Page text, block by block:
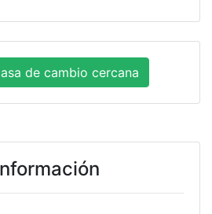
de cambio cercana